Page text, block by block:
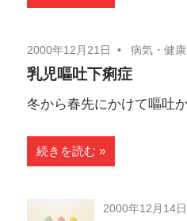
2000年12月21日 病気・健康
乳児嘔吐下痢症
冬から春先にかけて嘔吐
続きを読む
2000年12月14日